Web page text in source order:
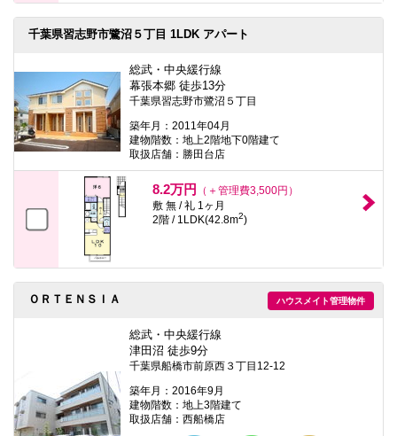
千葉県習志野市鷺沼５丁目 1LDK アパート
総武・中央緩行線
幕張本郷 徒歩13分
千葉県習志野市鷺沼５丁目
築年月：2011年04月
建物階数：地上2階地下0階建て
取扱店舗：勝田台店
8.2万円
（＋管理費3,500円）
敷 無 / 礼 1ヶ月
2階 / 1LDK(42.8m2)
ハウスメイト管理物件
ＯＲＴＥＮＳＩＡ
総武・中央緩行線
津田沼 徒歩9分
千葉県船橋市前原西３丁目12-12
築年月：2016年9月
建物階数：地上3階建て
取扱店舗：西船橋店